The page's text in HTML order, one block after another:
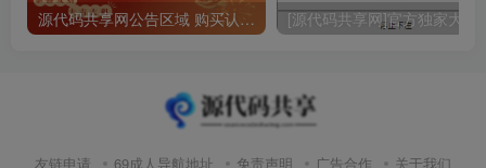
源代码共享网公告区域 购买认真阅读
友链申请 69成人导航地址 免责声明 广告合作 关于我们